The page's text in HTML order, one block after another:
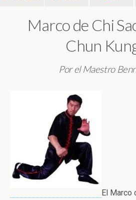
Marco de Chi
Chun
Por el Maestro
El Marco